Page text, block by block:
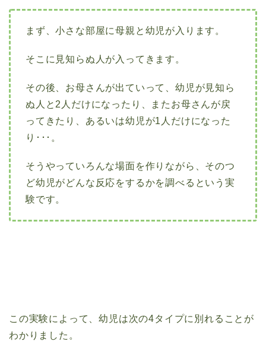
まず、小さな部屋に母親と幼児が入ります。
そこに見知らぬ人が入ってきます。
その後、お母さんが出ていって、幼児が見知ら
ぬ人と2人だけになったり、またお母さんが戻
ってきたり、あるいは幼児が1人だけになった
り･･･。
そうやっていろんな場面を作りながら、そのつ
ど幼児がどんな反応をするかを調べるという実
験です。
この実験によって、幼児は次の4タイプに別れることが
わかりました。